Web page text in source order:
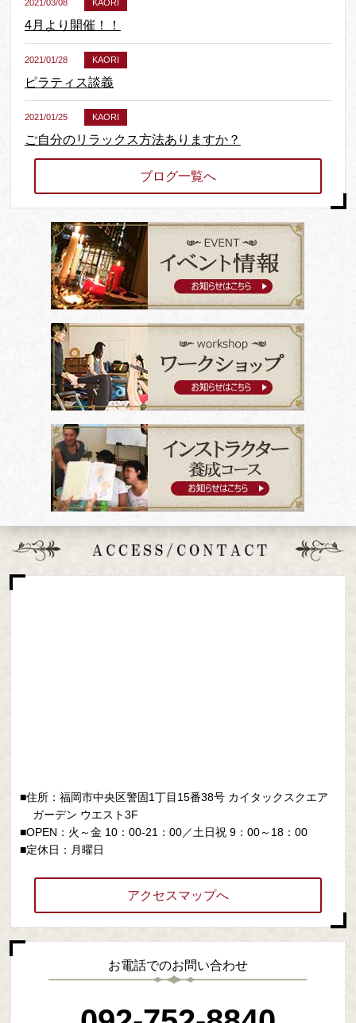
2021/03/08 KAORI
4月より開催！！
2021/01/28 KAORI
ピラティス談義
2021/01/25 KAORI
ご自分のリラックス方法ありますか？
2021年 明けましておめでとうございます
ブログ一覧へ
■住所：福岡市中央区警固1丁目15番38号 カイタックスクエア
ガーデン ウエスト3F
■OPEN：火～金 10：00-21：00／土日祝 9：00～18：00
■定休日：月曜日
アクセスマップへ
お電話でのお問い合わせ